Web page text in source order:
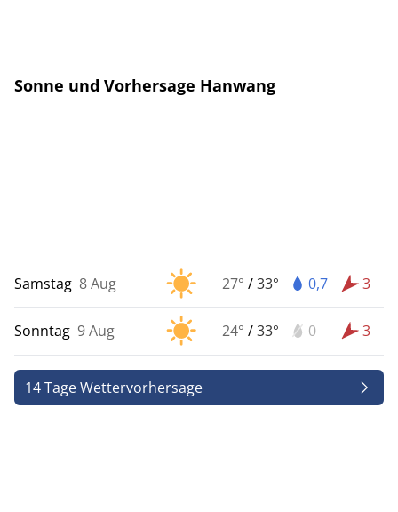
Sonne und Vorhersage Hanwang
Samstag 8 Aug 27° /33° 0,7 3
Sonntag 9 Aug 24° /33° 0 3
14 Tage Wettervorhersage